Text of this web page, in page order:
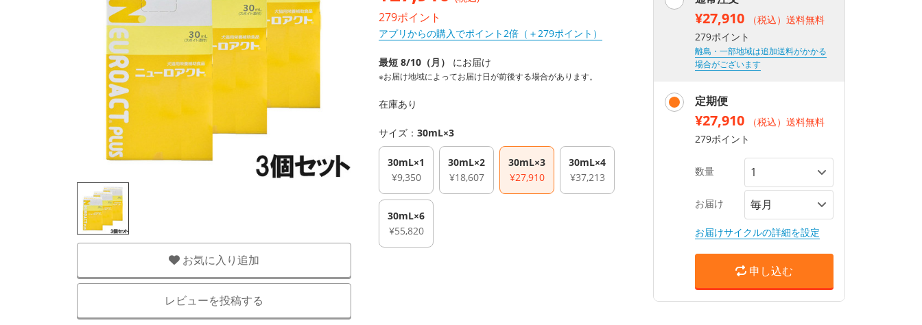
お気に入り追加
レビューを投稿する
279ポイント
アプリからの購入でポイント2倍（＋279ポイント）
最短 8/10（月） にお届け
※お届け地域によってお届け日が前後する場合があります。
在庫あり
サイズ： 30mL×3
30mL×1
¥9,350
30mL×2
¥18,607
30mL×3
¥27,910
30mL×4
¥37,213
30mL×6
¥55,820
¥27,910
（税込）送料無料
279ポイント
離島・一部地域は追加送料がかかる
場合がございます
定期便
¥27,910
（税込）送料無料
279ポイント
数量
お届け
お届けサイクルの詳細を設定
申し込む